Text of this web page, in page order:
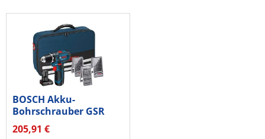
BOSCH Akku-
Bohrschrauber GSR
10.8-2-Li...
205,91 €